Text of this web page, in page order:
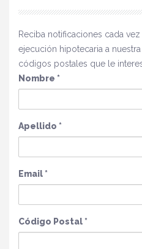
Reciba notificaciones cada
ejecución hipotecaria a
códigos postales que le
Nombre *
Apellido *
Email*
Código Postal*